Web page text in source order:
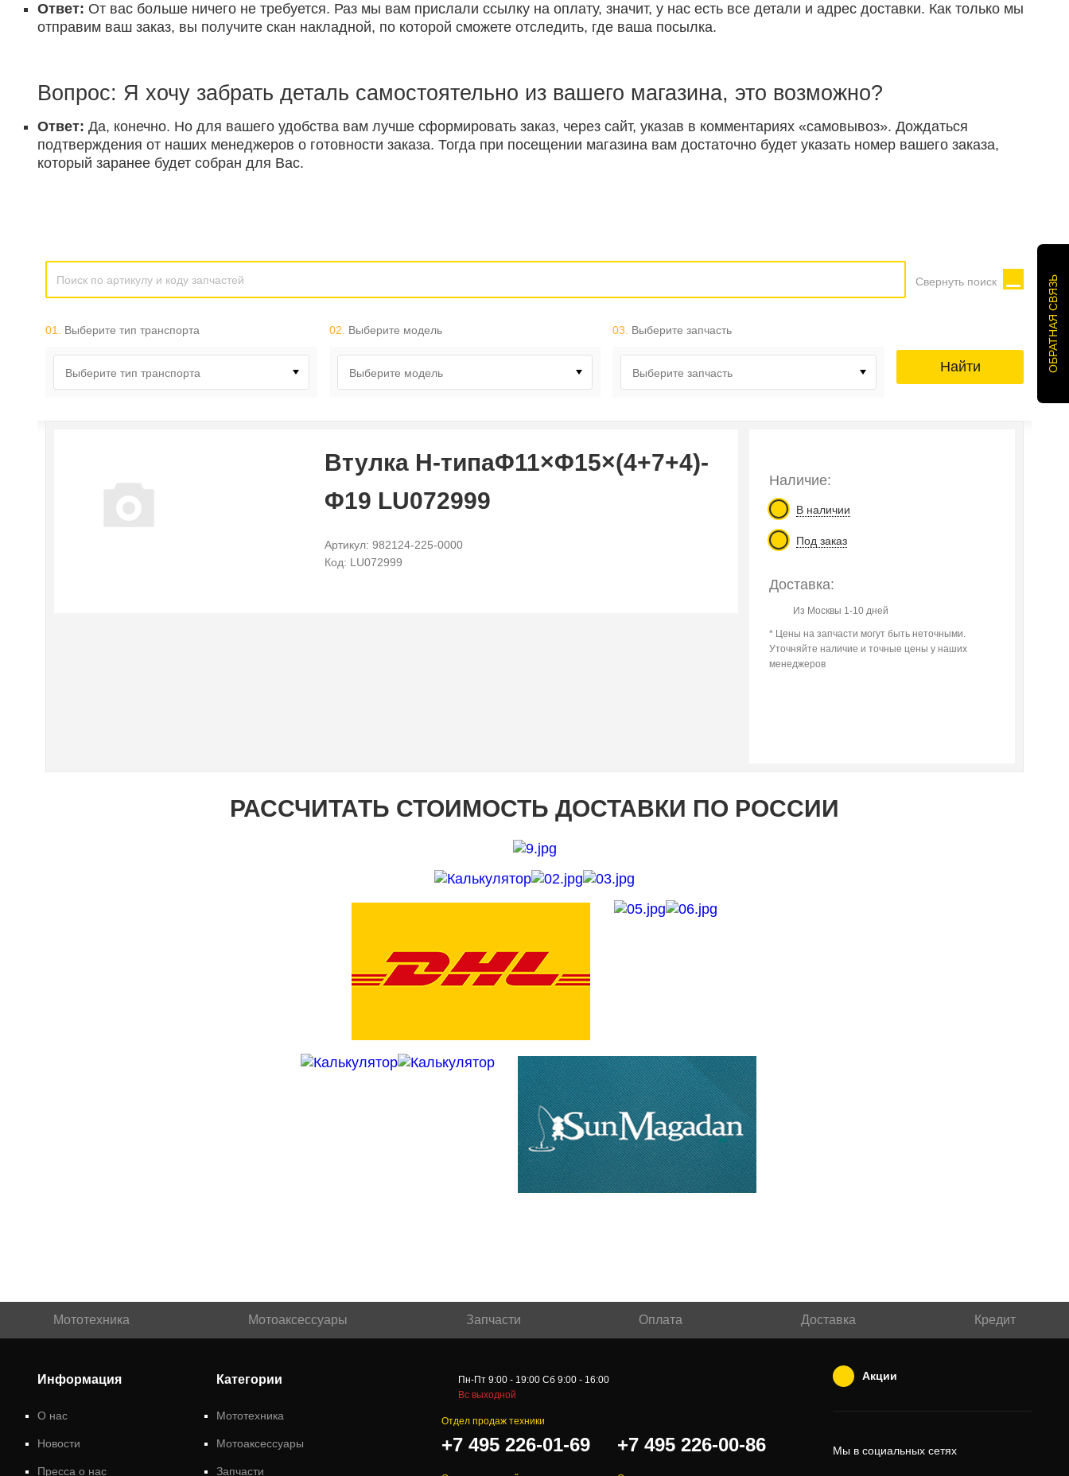
Ответ: От вас больше ничего не требуется. Раз мы вам прислали ссылку на оплату, значит, у нас есть все детали и адрес доставки. Как только мы
отправим ваш заказ, вы получите скан накладной, по которой сможете отследить, где ваша посылка.
Вопрос: Я хочу забрать деталь самостоятельно из вашего магазина, это возможно?
Ответ: Да, конечно. Но для вашего удобства вам лучше сформировать заказ, через сайт, указав в комментариях «самовывоз». Дождаться
подтверждения от наших менеджеров о готовности заказа. Тогда при посещении магазина вам достаточно будет указать номер вашего заказа,
который заранее будет собран для Вас.
Свернуть поиск
01. Выберите тип транспорта
Выберите тип транспорта
02. Выберите модель
Выберите модель
03. Выберите запчасть
Выберите запчасть Найти
Втулка Н-типаΦ11×Φ15×(4+7+4)-
Φ19 LU072999
Артикул: 982124-225-0000
Код: LU072999
Наличие:
В наличии
Под заказ
Доставка:
Из Москвы 1-10 дней
* Цены на запчасти могут быть неточными.
Уточняйте наличие и точные цены у наших
менеджеров
РАССЧИТАТЬ СТОИМОСТЬ ДОСТАВКИ ПО РОССИИ
Мототехника Мотоаксессуары Запчасти Оплата Доставка Кредит
Информация
О нас
Новости
Пресса о нас
Категории
Мототехника
Мотоаксессуары
Запчасти
Пн-Пт 9:00 - 19:00 Сб 9:00 - 16:00
Вс выходной
Отдел продаж техники
+7 495 226-01-69 +7 495 226-00-86
Акции
Мы в социальных сетях
ОБРАТНАЯ СВЯЗЬ